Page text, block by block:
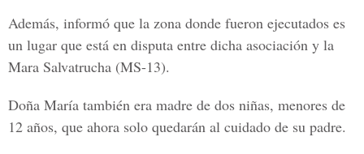
Además, informó que la zona donde fueron ejecutados es
un lugar que está en disputa entre dicha asociación y la
Mara Salvatrucha (MS-13).
Doña María también era madre de dos niñas, menores de
12 años, que ahora solo quedarán al cuidado de su padre.